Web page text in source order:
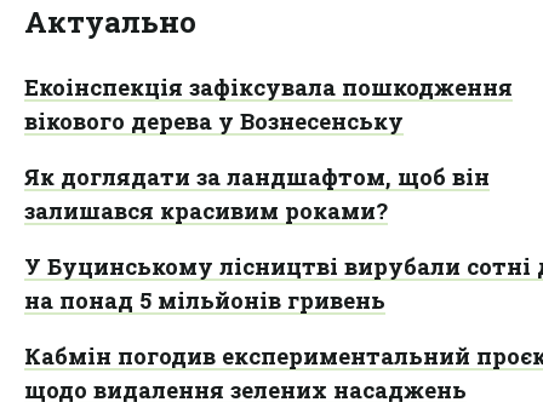
Актуально
Екоінспекція зафіксувала пошкодження
вікового дерева у Вознесенську
Як доглядати за ландшафтом, щоб він
залишався красивим роками?
У Буцинському лісництві вирубали сотні
на понад 5 мільйонів гривень
Кабмін погодив експериментальний
щодо видалення зелених насаджень